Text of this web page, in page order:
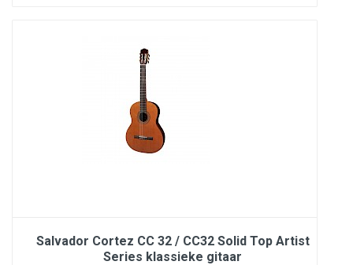
Salvador Cortez CC 32 / CC32 Solid Top Artist
Series klassieke gitaar